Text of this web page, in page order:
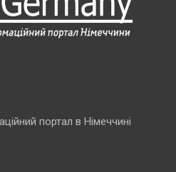
портал в Німеччині